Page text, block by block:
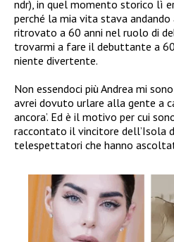
ndr), in quel momento storico lì
perché la mia vita stava
ritrovato a 60 anni nel ruolo di
trovarmi a fare il debuttante a
niente divertente.
Non essendoci più Andrea mi
avrei dovuto urlare alla gente a
ancora’. Ed è il motivo per cui
raccontato il vincitore dell’Isola
telespettatori che hanno